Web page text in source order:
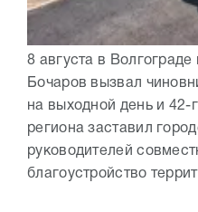
8 августа в Волгограде
Бочаров вызвал
на выходной день и 42-
региона заставил
руководителей
благоустройство